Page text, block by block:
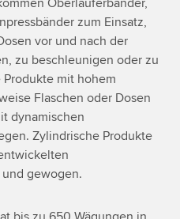
Oberläuferbänder,
zum Einsatz,
vor und nach der
zu beschleunigen oder zu
mit hohem
Flaschen oder Dosen
dynamischen
Zylindrische Produkte
gewogen.